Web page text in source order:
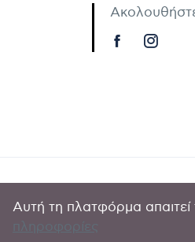
Αυτή τη πλατφόρμα